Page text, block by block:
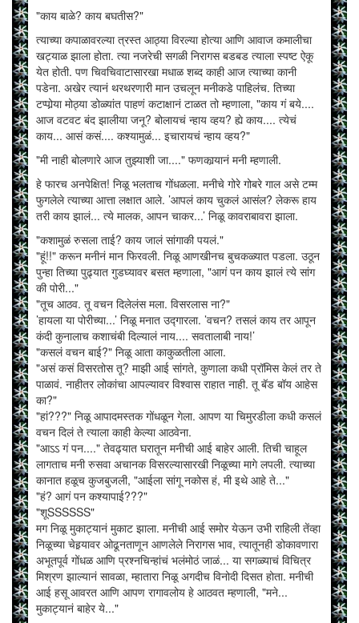
"काय बाळे? काय बघतीस?"
त्याच्या कपाळावरल्या त्रस्त आठ्या विरल्या होत्या आणि आवाज कमालीचा
खट्याळ झाला होता. त्या नजरेची सगळी निरागस बडबड त्याला स्पष्ट ऐकू
येत होती. पण चिवचिवाटासारखा मधाळ शब्द काही आज त्याच्या कानी
पडेना. अखेर त्यानं थरथरणारी मान उचलून मनीकडे पाहिलंच. तिच्या
टप्पोर्‍या मोठ्या डोळ्यांत पाहणं कटाक्षानं टाळत तो म्हणाला, "काय गं बये....
आज वटवट बंद झालीया जनू? बोलायचं न्हाय व्हय? ह्ये काय.... त्येचं
काय... आसं कसं.... कश्यामुळं... इचारायचं न्हाय व्हय?"
"मी नाही बोलणारे आज तुझ्याशी जा...." फणकार्‍यानं मनी म्हणाली.
हे फारच अनपेक्षित! निळू भलताच गोंधळला. मनीचे गोरे गोबरे गाल असे टम्म
फुगलेले त्याच्या आत्ता लक्षात आले. ’आपलं काय चुकलं आसंल? लेकरू हाय
तरी काय झालं... त्ये मालक, आपन चाकर...’ निळू कावराबावरा झाला.
"कशामुळं रुसला ताई? काय जालं सांगाकी पयलं."
"हूं!!" करून मनीनं मान फिरवली. निळू आणखीनच बुचकळ्यात पडला. उठून
पुन्हा तिच्या पुढ्यात गुडघ्यावर बसत म्हणाला, "आगं पन काय झालं त्ये सांग
की पोरी..."
"तूच आठव. तू वचन दिलेलंस मला. विसरलास ना?"
’हायला या पोरीच्या...’ निळू मनात उद्गारला. ’वचन? तसलं काय तर आपून
कंदी कुनालाच कशाचंबी दिल्यालं नाय.... सवतालाबी नाय!’
"कसलं वचन बाई?" निळू आता काकुळतीला आला.
"असं कसं विसरतोस तू? माझी आई सांगते, कुणाला कधी प्रॉमिस केलं तर ते
पाळावं. नाहीतर लोकांचा आपल्यावर विश्वास राहात नाही. तू बॅड बॉय आहेस
का?"
"हां???" निळू आपादमस्तक गोंधळून गेला. आपण या चिमुरडीला कधी कसलं
वचन दिलं ते त्याला काही केल्या आठवेना.
"आऽऽ गं पन...." तेवढ्यात घरातून मनीची आई बाहेर आली. तिची चाहूल
लागताच मनी रुसवा अचानक विसरल्यासारखी निळूच्या मागे लपली. त्याच्या
कानात हळूच कुजबुजली, "आईला सांगू नकोस हं, मी इथे आहे ते..."
"हं? आगं पन कश्यापाई???"
"शूSSSSSS"
मग निळू मुकाट्यानं मुकाट झाला. मनीची आई समोर येऊन उभी राहिली तेंव्हा
निळूच्या चेहर्‍यावर ओढूनताणून आणलेले निरागस भाव, त्यातूनही डोकावणारा
अभूतपूर्व गोंधळ आणि प्रश्नचिन्हांचं भलंमोठं जाळं... या सगळ्याचं विचित्र
मिश्रण झाल्यानं सावळा, म्हातारा निळू अगदीच विनोदी दिसत होता. मनीची
आई हसू आवरत आणि आपण रागावलोय हे आठवत म्हणाली, "मने...
मुकाट्यानं बाहेर ये..."